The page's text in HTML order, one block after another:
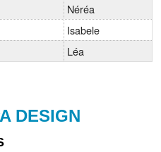
Néréa
Isabele
Léa
DESIGN